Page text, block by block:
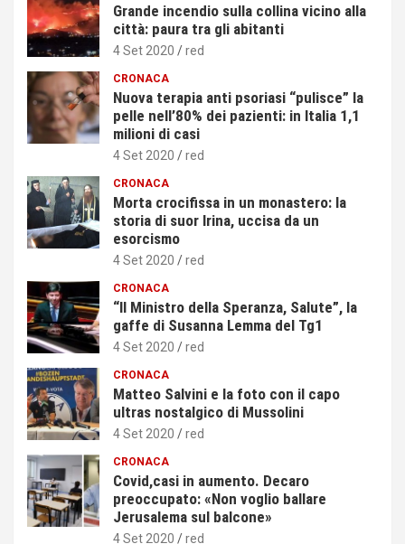
Grande incendio sulla collina vicino alla
città: paura tra gli abitanti
4 Set 2020 red
CRONACA
Nuova terapia anti psoriasi “pulisce” la
pelle nell’80% dei pazienti: in Italia 1,1
milioni di casi
4 Set 2020 red
CRONACA
Morta crocifissa in un monastero: la
storia di suor Irina, uccisa da un
esorcismo
4 Set 2020 red
CRONACA
“Il Ministro della Speranza, Salute”, la
gaffe di Susanna Lemma del Tg1
4 Set 2020 red
CRONACA
Matteo Salvini e la foto con il capo
ultras nostalgico di Mussolini
4 Set 2020 red
CRONACA
Covid,casi in aumento. Decaro
preoccupato: «Non voglio ballare
Jerusalema sul balcone»
4 Set 2020 red